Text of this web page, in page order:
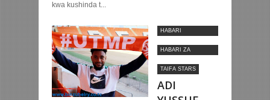
kwa kushinda t...
HABARI
HABARI ZA
TAIFA STARS
ADI